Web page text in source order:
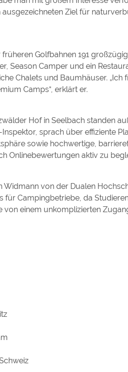
Ziel für
Golfbahnen 191
Season Camper und ein
Chalets und Baumhäuser.
Camps“, erklärt er.
Hof in Seelbach standen
sprach über effiziente
sowie hochwertige,
Onlinebewertungen aktiv zu
von der Dualen
Campingbetriebe, da
einem unkomplizierten